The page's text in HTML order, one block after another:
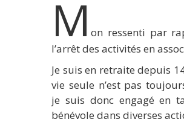
M on ressenti par
l’arrêt des activités en
Je suis en retraite depuis
vie seule n’est pas
je suis donc engagé en
bénévole dans diverses